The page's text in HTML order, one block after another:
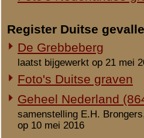
Inleiding
Vrijdag 17 mei 1940
Zaterdag 18 mei 1940
Maandag 3 juni 1940
opgravingen
Onbekende en vermiste militairen
Gesneuvelden elders begraven
Foto's berging en identificatie